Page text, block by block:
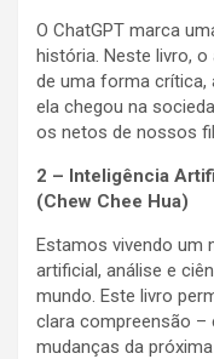
O ChatGPT marca
história. Neste livro,
de uma forma crítica,
ela chegou na
os netos de nossos
2 – Inteligência
(Chew Chee Hua)
Estamos vivendo um
artificial, análise e
mundo. Este livro
clara compreensão –
mudanças da